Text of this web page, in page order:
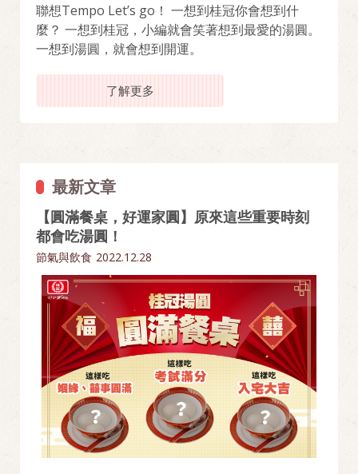
聯想Tempo Let’s go！ 一想到桂冠你會想到什
麼？ 一想到桂冠，小編就會笑著想到最愛的湯圓。
一想到湯圓，就會想到開運。
了解更多
最新文章
【圓滿餐桌，好運家圓】原來這些重要時刻
都會吃湯圓！
節氣與飲食 2022.12.28